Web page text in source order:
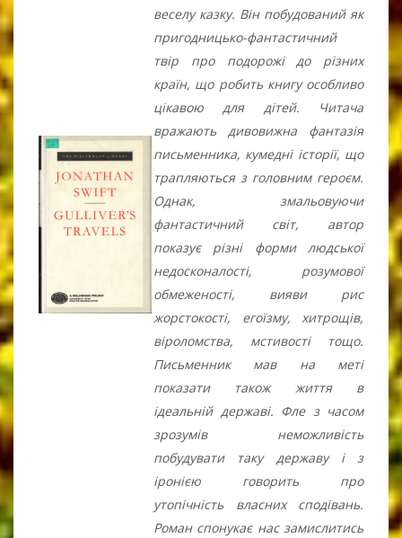
веселу казку. Він побудований як
пригодницько-фантастичний
твір про подорожі до різних
країн, що робить книгу особливо
цікавою для дітей. Читача
вражають дивовижна фантазія
письменника, кумедні історії, що
трапляються з головним героєм.
Однак, змальовуючи
фантастичний світ, автор
показує різні форми людської
недосконалості, розумової
обмеженості, вияви рис
жорстокості, егоїзму, хитрощів,
віроломства, мстивості тощо.
Письменник мав на меті
показати також життя в
ідеальній державі. Фле з часом
зрозумів неможливість
побудувати таку державу і з
іронією говорить про
утопічність власних сподівань.
Роман спонукає нас замислитись